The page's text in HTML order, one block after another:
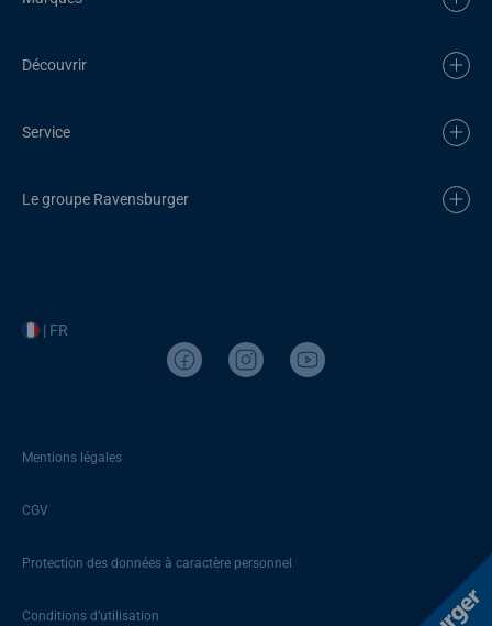
Découvrir
Service
Le groupe Ravensburger
| FR
Mentions légales
CGV
Protection des données à caractère personnel
Conditions d’utilisation